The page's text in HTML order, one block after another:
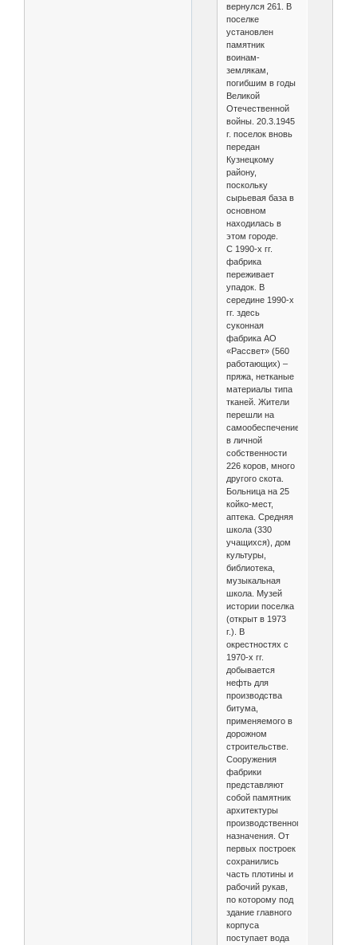
вернулся 261. В
поселке
установлен
памятник
воинам-
землякам,
погибшим в годы
Великой
Отечественной
войны. 20.3.1945
г. поселок вновь
передан
Кузнецкому
району,
поскольку
сырьевая база в
основном
находилась в
этом городе.
С 1990-х гг.
фабрика
переживает
упадок. В
середине 1990-х
гг. здесь
суконная
фабрика АО
«Рассвет» (560
работающих) –
пряжа, нетканые
материалы типа
тканей. Жители
перешли на
самообеспечение:
в личной
собственности
226 коров, много
другого скота.
Больница на 25
койко-мест,
аптека. Средняя
школа (330
учащихся), дом
культуры,
библиотека,
музыкальная
школа. Музей
истории поселка
(открыт в 1973
г.). В
окрестностях с
1970-х гг.
добывается
нефть для
производства
битума,
применяемого в
дорожном
строительстве.
Сооружения
фабрики
представляют
собой памятник
архитектуры
производственного
назначения. От
первых построек
сохранились
часть плотины и
рабочий рукав,
по которому под
здание главного
корпуса
поступает вода